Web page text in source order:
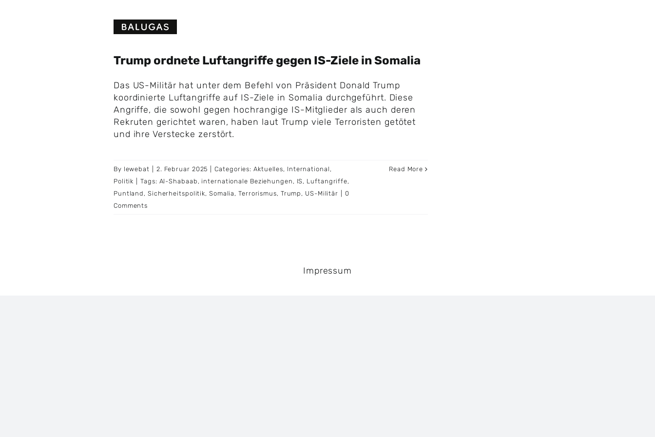
Trump ordnete Luftangriffe gegen IS-Ziele in Somalia
Das US-Militär hat unter dem Befehl von Präsident Donald Trump
koordinierte Luftangriffe auf IS-Ziele in Somalia durchgeführt. Diese
Angriffe, die sowohl gegen hochrangige IS-Mitglieder als auch deren
Rekruten gerichtet waren, haben laut Trump viele Terroristen getötet
und ihre Verstecke zerstört.
By lewebat 2. Februar 2025 Categories:Aktuelles, International ,
Politik
Tags: Al-Shabaab , internationale Beziehungen , IS, Luftangriffe,
Puntland , Sicherheitspolitik, Somalia ,Terrorismus, Trump , US-Militär
0
Comments
Read More
Impressum